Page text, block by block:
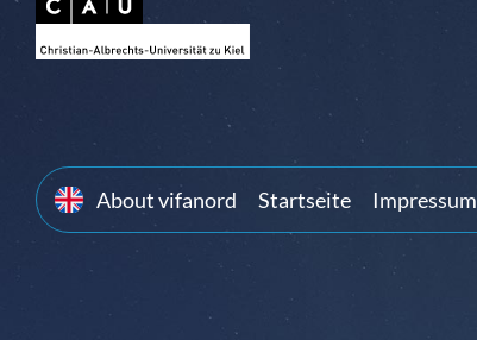
About vifanord Startseite Impressum